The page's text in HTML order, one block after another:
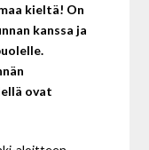
kieltä! On
kanssa ja
ovat